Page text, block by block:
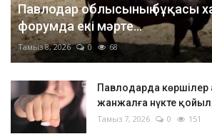
Павлодар облысының бұқасы
форумда екі мәрте...
Тамыз 8, 2026 0 68
Павлодарда көршілер
жанжалға нүкте
Тамыз 7, 2026 0 151